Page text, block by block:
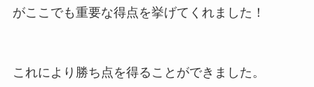
がここでも重要な得点を挙げてくれました！
これにより勝ち点を得ることができました。